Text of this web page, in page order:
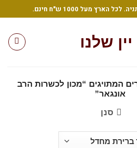
הארץ מעל 1000 ש"ח חינם.
המתויגים “מכון לכשרות הרב
אונגאר”
סנן